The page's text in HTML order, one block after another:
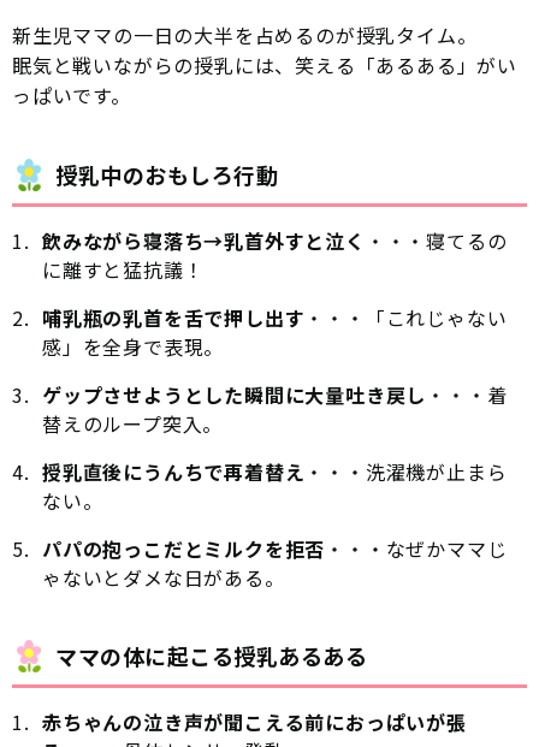
新生児ママの一日の大半を占めるのが授乳タイム。
眠気と戦いながらの授乳には、笑える「あるある」がい
っぱいです。
授乳中のおもしろ行動
飲みながら寝落ち→乳首外すと泣く ・・・寝てるの
に離すと猛抗議！
哺乳瓶の乳首を舌で押し出す ・・・「これじゃない
感」を全身で表現。
ゲップさせようとした瞬間に大量吐き戻し ・・・着
替えのループ突入。
授乳直後にうんちで再着替え ・・・洗濯機が止まら
ない。
パパの抱っこだとミルクを拒否 ・・・なぜかママじ
ゃないとダメな日がある。
ママの体に起こる授乳あるある
赤ちゃんの泣き声が聞こえる前におっぱいが張